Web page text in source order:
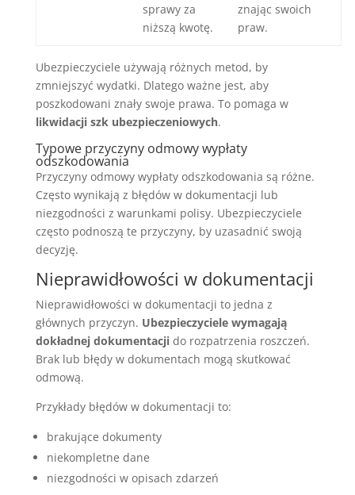
sprawy za
niższą kwotę.
znając swoich
praw.
Ubezpieczyciele używają różnych metod, by
zmniejszyć wydatki. Dlatego ważne jest, aby
poszkodowani znały swoje prawa. To pomaga w
likwidacji szk ubezpieczeniowych.
Typowe przyczyny odmowy wypłaty
odszkodowania
Przyczyny odmowy wypłaty odszkodowania są różne.
Często wynikają z błędów w dokumentacji lub
niezgodności z warunkami polisy. Ubezpieczyciele
często podnoszą te przyczyny, by uzasadnić swoją
decyzję.
Nieprawidłowości w dokumentacji
Nieprawidłowości w dokumentacji to jedna z
głównych przyczyn. Ubezpieczyciele wymagają
dokładnej dokumentacjido rozpatrzenia roszczeń.
Brak lub błędy w dokumentach mogą skutkować
odmową.
Przykłady błędów w dokumentacji to:
brakujące dokumenty
niekompletne dane
niezgodności w opisach zdarzeń